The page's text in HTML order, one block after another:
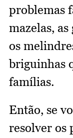
problemas
mazelas,
os
briguinhas
famílias.
Então, se
resolver os